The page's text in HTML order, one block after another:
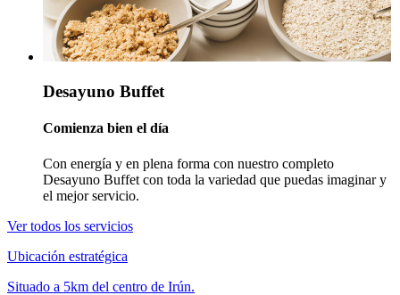
Desayuno Buffet
Comienza bien el día
Con energía y en plena forma con nuestro completo
Desayuno Buffet con toda la variedad que puedas imaginar y
el mejor servicio.
Ver todos los servicios
Ubicación estratégica
Situado a 5km del centro de Irún.